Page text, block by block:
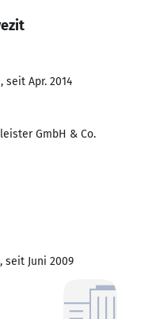
seit Apr. 2014
GmbH & Co.
seit Juni 2009